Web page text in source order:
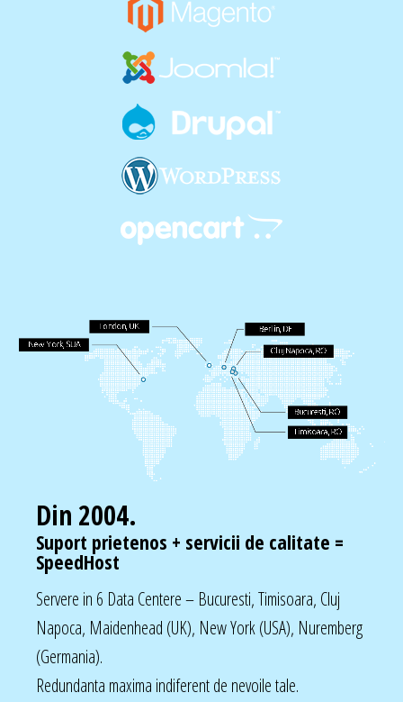
Din 2004.
Suport prietenos + servicii de calitate =
SpeedHost
Servere in 6 Data Centere – Bucuresti, Timisoara, Cluj
Napoca, Maidenhead (UK), New York (USA), Nuremberg
(Germania).
Redundanta maxima indiferent de nevoile tale.